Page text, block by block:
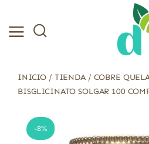
contenido
INICIO / TIENDA/ COBRE
BISGLICINATO SOLGAR 100
-8%